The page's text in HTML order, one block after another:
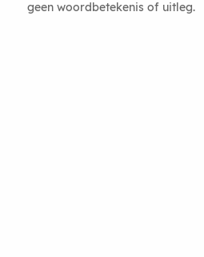
geen woordbetekenis of uitleg.